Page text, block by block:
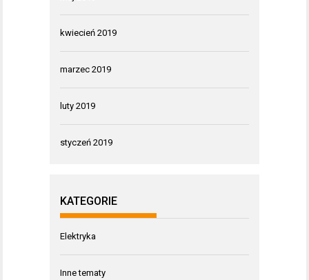
kwiecień 2019
marzec 2019
luty 2019
styczeń 2019
KATEGORIE
Elektryka
Inne tematy